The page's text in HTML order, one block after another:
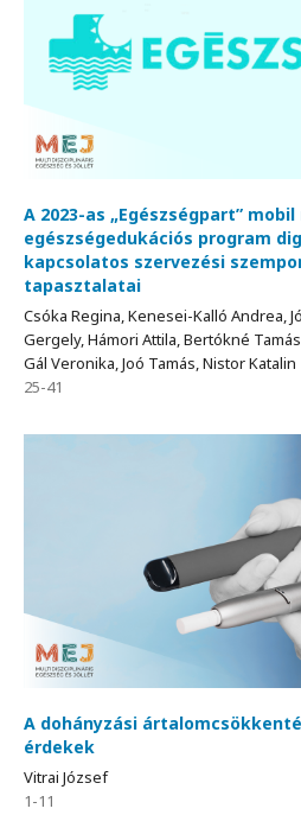
A 2023-as „Egészségpart”
egészségedukációs program
kapcsolatos szervezési
tapasztalatai
Csóka Regina, Kenesei-Kalló Andrea,
Gergely, Hámori Attila, Bertókné
Gál Veronika, Joó Tamás, Nistor Katalin
25-41
A dohányzási
érdekek
Vitrai József
1-11